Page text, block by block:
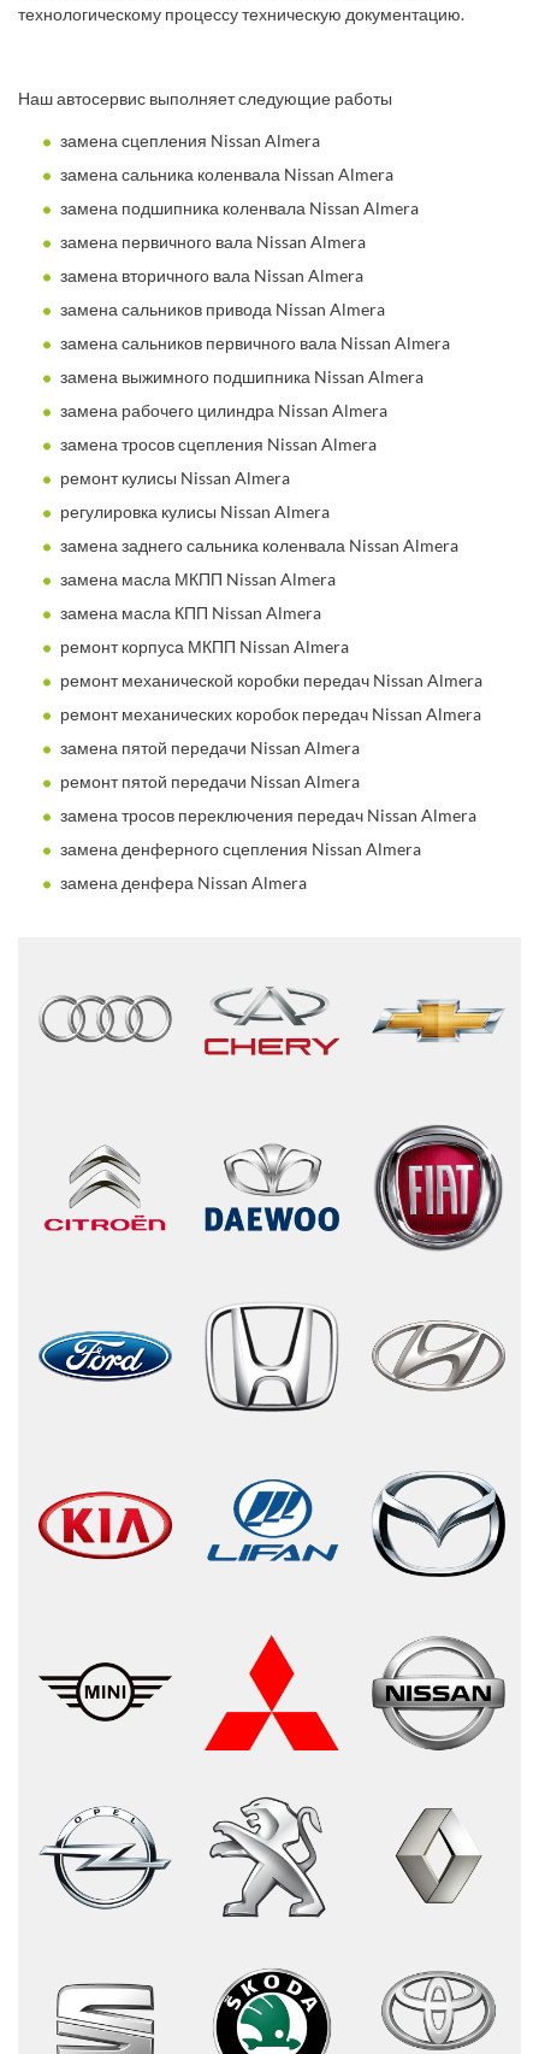
технологическому процессу техническую документацию.
Наш автосервис выполняет следующие работы
замена сцепления Nissan Almera
замена сальника коленвала Nissan Almera
замена подшипника коленвала Nissan Almera
замена первичного вала Nissan Almera
замена вторичного вала Nissan Almera
замена сальников привода Nissan Almera
замена сальников первичного вала Nissan Almera
замена выжимного подшипника Nissan Almera
замена рабочего цилиндра Nissan Almera
замена тросов сцепления Nissan Almera
ремонт кулисы Nissan Almera
регулировка кулисы Nissan Almera
замена заднего сальника коленвала Nissan Almera
замена масла МКПП Nissan Almera
замена масла КПП Nissan Almera
ремонт корпуса МКПП Nissan Almera
ремонт механической коробки передач Nissan Almera
ремонт механических коробок передач Nissan Almera
замена пятой передачи Nissan Almera
ремонт пятой передачи Nissan Almera
замена тросов переключения передач Nissan Almera
замена денферного сцепления Nissan Almera
замена денфера Nissan Almera